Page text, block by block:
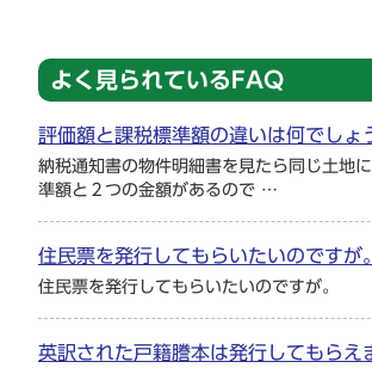
よく見られているFAQ
評価額と課税標準額の違いは何でしょ
納税通知書の物件明細書を見たら同じ土地
準額と２つの金額があるので …
住民票を発行してもらいたいのですが。
住民票を発行してもらいたいのですが。
英訳された戸籍謄本は発行してもらえ